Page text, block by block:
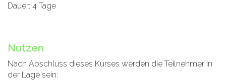
Dauer: 4 Tage
Nutzen
Nach Abschluss dieses Kurses werden die Teilnehmer in
der Lage sein: